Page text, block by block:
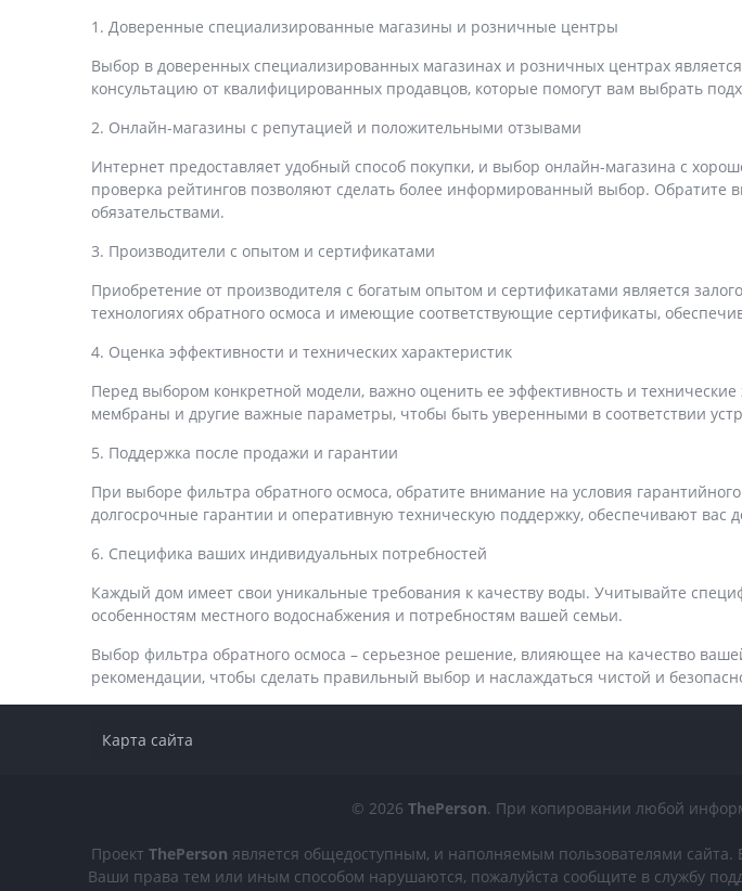
1. Доверенные специализированные магазины и розничные центры
Выбор в доверенных специализированных магазинах и розничных центрах
консультацию от квалифицированных продавцов, которые помогут вам выбрать
2. Онлайн-магазины с репутацией и положительными отзывами
Интернет предоставляет удобный способ покупки, и выбор онлайн-магазина с
проверка рейтингов позволяют сделать более информированный выбор.
обязательствами.
3. Производители с опытом и сертификатами
Приобретение от производителя с богатым опытом и сертификатами является
технологиях обратного осмоса и имеющие соответствующие сертификаты,
4. Оценка эффективности и технических характеристик
Перед выбором конкретной модели, важно оценить ее эффективность и
мембраны и другие важные параметры, чтобы быть уверенными в соответствии
5. Поддержка после продажи и гарантии
При выборе фильтра обратного осмоса, обратите внимание на условия
долгосрочные гарантии и оперативную техническую поддержку, обеспечивают вас
6. Специфика ваших индивидуальных потребностей
Каждый дом имеет свои уникальные требования к качеству воды. Учитывайте
особенностям местного водоснабжения и потребностям вашей семьи.
Выбор фильтра обратного осмоса – серьезное решение, влияющее на качество
рекомендации, чтобы сделать правильный выбор и наслаждаться чистой и
Карта сайта
© 2026 ThePerson. При копировании любой
Проект ThePerson является общедоступным, и наполняемым пользователями
Ваши права тем или иным способом нарушаются, пожалуйста сообщите в службу